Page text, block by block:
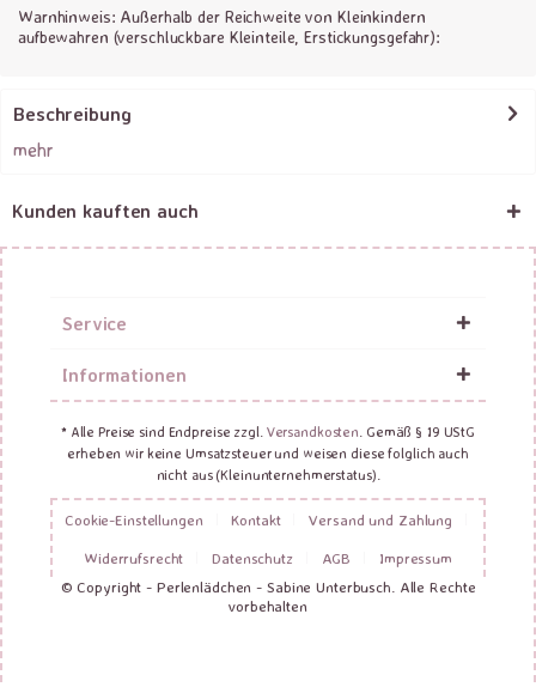
Warnhinweis: Außerhalb der Reichweite von Kleinkindern
aufbewahren (verschluckbare Kleinteile, Erstickungsgefahr):
Beschreibung
mehr
Kunden kauften auch
Service
Informationen
* Alle Preise sind Endpreise zzgl. Versandkosten. Gemäß § 19 UStG
erheben wir keine Umsatzsteuer und weisen diese folglich auch
nicht aus (Kleinunternehmerstatus).
Cookie-Einstellungen Kontakt
Versand und Zahlung
Widerrufsrecht
Datenschutz AGB
Impressum
© Copyright - Perlenlädchen - Sabine Unterbusch. Alle Rechte
vorbehalten